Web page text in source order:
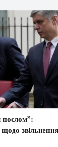
послом”:
звільнення